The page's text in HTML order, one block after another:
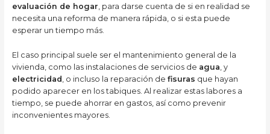
evaluación de hogar, para darse cuenta de si en realidad se
necesita una reforma de manera rápida, o si esta puede
esperar un tiempo más.
El caso principal suele ser el mantenimiento general de la
vivienda, como las instalaciones de servicios de agua , y
electricidad , o incluso la reparación de fisuras que hayan
podido aparecer en los tabiques. Al realizar estas labores a
tiempo, se puede ahorrar en gastos, así como prevenir
inconvenientes mayores.